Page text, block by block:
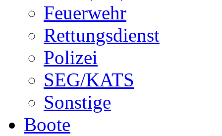
Feuerwehr
Rettungsdienst
Polizei
SEG/KATS
Sonstige
Boote